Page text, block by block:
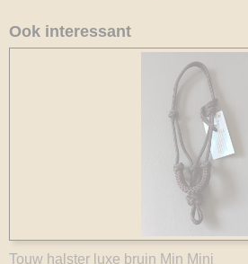
Ook interessant
Touw halster luxe bruin Min Mini